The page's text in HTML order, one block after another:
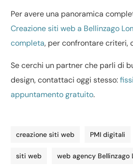
Per avere una panoramica
Creazione siti web a Bellinzago
completa, per confrontare criteri,
Se cerchi un partner che parli di
design, contattaci oggi stesso:
appuntamento gratuito.
creazione siti web PMI digitali
siti web web agency Bellinzago